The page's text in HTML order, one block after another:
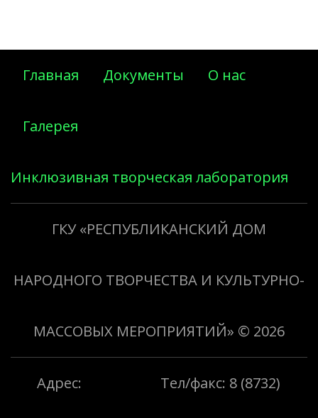
Главная Документы О нас
Галерея
Инклюзивная творческая лаборатория
«Творить добро»
ГКУ «РЕСПУБЛИКАНСКИЙ ДОМ
НАРОДНОГО ТВОРЧЕСТВА И КУЛЬТУРНО-
МАССОВЫХ МЕРОПРИЯТИЙ» © 2026
Адрес: Тел/факс: 8 (8732)